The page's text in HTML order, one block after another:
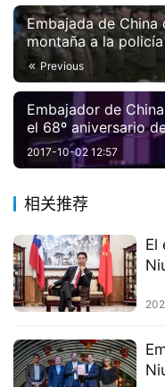
Embajada de
montaña a la
mecanismo de
Previous
Embajador de
el 68º aniversario
Popular China y su
2017-10-02 12:57
相关推荐
El